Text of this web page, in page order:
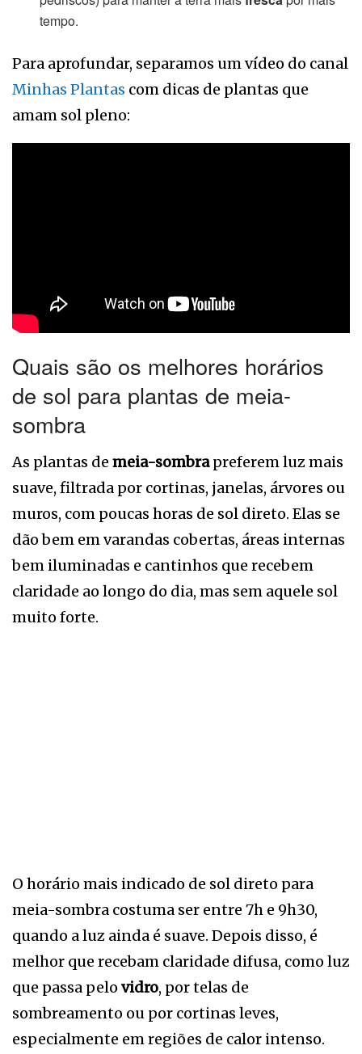
tempo.
Para aprofundar, separamos um vídeo do canal
Minhas Plantas com dicas de plantas que
amam sol pleno:
Quais são os melhores horários
de sol para plantas de meia-
sombra
As plantas de meia-sombrapreferem luz mais
suave, filtrada por cortinas, janelas, árvores ou
muros, com poucas horas de sol direto. Elas se
dão bem em varandas cobertas, áreas internas
bem iluminadas e cantinhos que recebem
claridade ao longo do dia, mas sem aquele sol
muito forte.
O horário mais indicado de sol direto para
meia-sombra costuma ser entre 7h e 9h30,
quando a luz ainda é suave. Depois disso, é
melhor que recebam claridade difusa, como luz
que passa pelo vidro, por telas de
sombreamento ou por cortinas leves,
especialmente em regiões de calor intenso.